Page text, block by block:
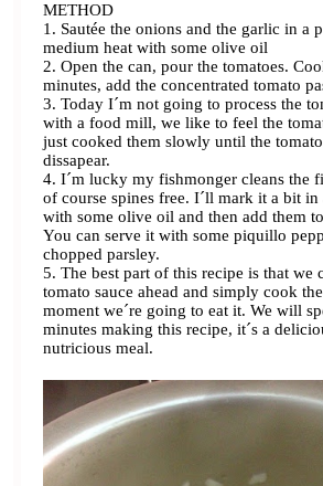
METHOD
1. Sautée the onions and the garlic in a
medium heat with some olive oil
2. Open the can, pour the tomatoes.
minutes, add the concentrated tomato
3. Today I´m not going to process the
with a food mill, we like to feel the
just cooked them slowly until the
dissapear.
4. I´m lucky my fishmonger cleans the
of course spines free. I´ll mark it a bit
with some olive oil and then add them
You can serve it with some piquillo
chopped parsley.
5. The best part of this recipe is that we
tomato sauce ahead and simply cook
moment we´re going to eat it. We will
minutes making this recipe, it´s a
nutricious meal.